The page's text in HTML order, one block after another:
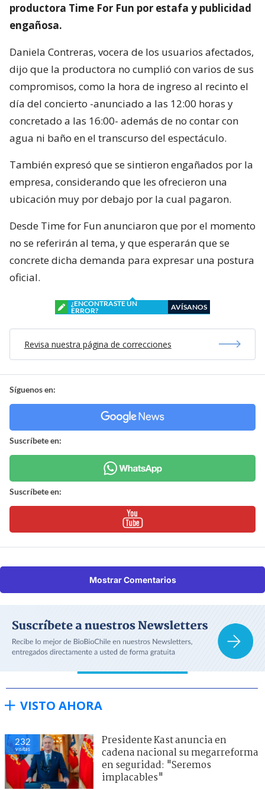
productora Time For Fun por estafa y publicidad
engañosa.
Daniela Contreras, vocera de los usuarios afectados,
dijo que la productora no cumplió con varios de sus
compromisos, como la hora de ingreso al recinto el
día del concierto -anunciado a las 12:00 horas y
concretado a las 16:00- además de no contar con
agua ni baño en el transcurso del espectáculo.
También expresó que se sintieron engañados por la
empresa, considerando que les ofrecieron una
ubicación muy por debajo por la cual pagaron.
Desde Time for Fun anunciaron que por el momento
no se referirán al tema, y que esperarán que se
concrete dicha demanda para expresar una postura
oficial.
¿ENCONTRASTE UN
ERROR?
AVÍSANOS
Revisa nuestra página de correcciones
Síguenos en:
Suscríbete en:
Suscríbete en:
Mostrar Comentarios
VISTO AHORA
232
visitas
Presidente Kast anuncia en
cadena nacional su megarreforma
en seguridad: "Seremos
implacables"